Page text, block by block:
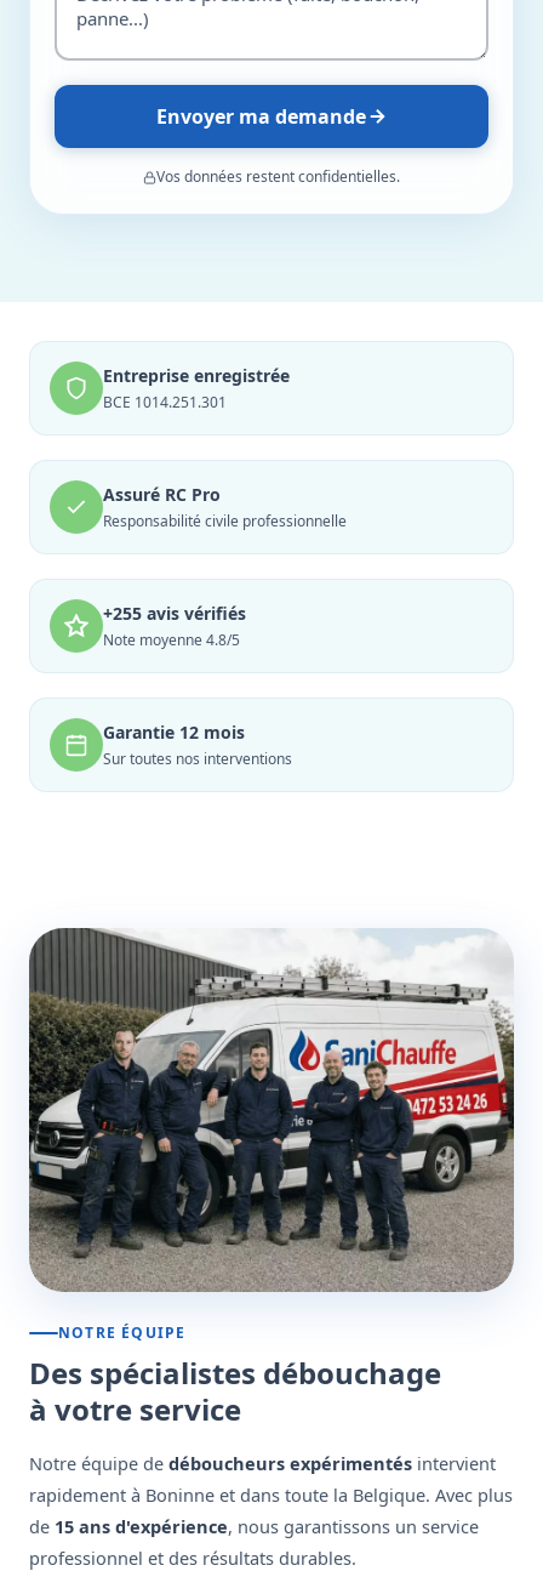
Envoyer ma demande
Vos données restent confidentielles.
Entreprise enregistrée
BCE 1014.251.301
Assuré RC Pro
Responsabilité civile professionnelle
+255 avis vérifiés
Note moyenne 4.8/5
Garantie 12 mois
Sur toutes nos interventions
NOTRE ÉQUIPE
Des spécialistes débouchage
à votre service
Notre équipe de déboucheurs expérimentés intervient
rapidement à Boninne et dans toute la Belgique. Avec plus
de 15 ans d'expérience, nous garantissons un service
professionnel et des résultats durables.